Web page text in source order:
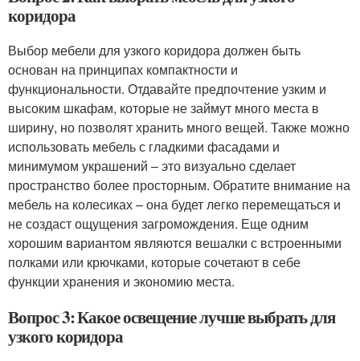
коридора
Выбор мебели для узкого коридора должен быть
основан на принципах компактности и
функциональности. Отдавайте предпочтение узким и
высоким шкафам, которые не займут много места в
ширину, но позволят хранить много вещей. Также можно
использовать мебель с гладкими фасадами и
минимумом украшений – это визуально сделает
пространство более просторным. Обратите внимание на
мебель на колесиках – она будет легко перемещаться и
не создаст ощущения загромождения. Еще одним
хорошим вариантом являются вешалки с встроенными
полками или крючками, которые сочетают в себе
функции хранения и экономию места.
Вопрос 3: Какое освещение лучше выбрать для
узкого коридора